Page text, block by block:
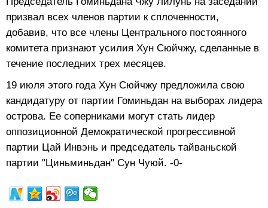
призвал всех членов партии к сплоченности,
добавив, что все члены Центрального постоянного
комитета признают усилия Хун Сюйчжу, сделанные в
течение последних трех месяцев.
19 июля этого года Хун Сюйчжу предложила свою
кандидатуру от партии Гоминьдан на выборах лидера
острова. Ее соперниками могут стать лидер
оппозиционной Демократической прогрессивной
партии Цай Инвэнь и председатель тайваньской
партии "Циньминьдан" Сун Чуюй. -0-